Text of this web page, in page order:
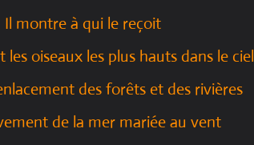
Il montre à qui le reçoit
les oiseaux les plus hauts dans le ciel
des forêts et des rivières
de la mer mariée au vent